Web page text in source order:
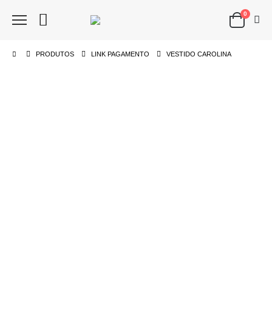
0
PRODUTOS LINK PAGAMENTO VESTIDO CAROLINA